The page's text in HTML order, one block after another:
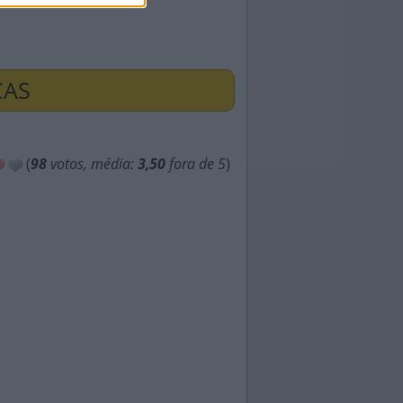
(98 votos, média: 3,50 fora de 5)